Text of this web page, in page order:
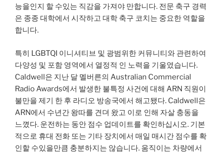
능을인지 할 수있는 직감을 가져야 만합니다. 전문 축구 경력
은 종종 대학에서 시작하고 대학 축구 코치는 중요한 역할을
합니다.
특히 LGBTQI 이니셔티브 및 광범위한 커뮤니티와 관련하여
다양성 및 포함 영역에서 열정적 인 노력을 기울였습니다.
Caldwell은 지난 달 멜버른의 Australian Commercial
Radio Awards에서 발생한 불특정 사건에 대해 ARN 직원이
​​불만을 제기 한 후 라디오 방송국에서 해고됐다. Caldwell은
ARN에서 수년간 왕따를 견뎌 왔고 이로 인해 자살 충동을
느꼈다. 운전하는 동안 점수 업데이트를 확인하십시오. 기본
적으로 휴대 전화 또는 기타 장치에서 매일 매시간 점수를 확
인할 수있을만큼 충분하지는 않습니다. 움직이는 차량에서